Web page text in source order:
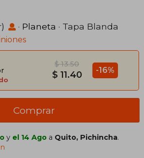
· Planeta · Tapa Blanda
$ 13.50
$ 11.40 -16%
Comprar
y el 14 Ago a Quito, Pichincha.